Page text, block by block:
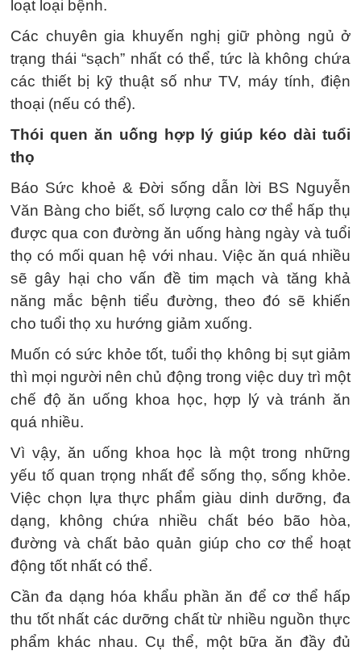
loạt loại bệnh.
Các chuyên gia khuyến nghị giữ phòng ngủ ở
trạng thái “sạch” nhất có thể, tức là không chứa
các thiết bị kỹ thuật số như TV, máy tính, điện
thoại (nếu có thể).
Thói quen ăn uống hợp lý giúp kéo dài tuổi
thọ
Báo Sức khoẻ & Đời sống dẫn lời BS Nguyễn
Văn Bàng cho biết, số lượng calo cơ thể hấp thụ
được qua con đường ăn uống hàng ngày và tuổi
thọ có mối quan hệ với nhau. Việc ăn quá nhiều
sẽ gây hại cho vấn đề tim mạch và tăng khả
năng mắc bệnh tiểu đường, theo đó sẽ khiến
cho tuổi thọ xu hướng giảm xuống.
Muốn có sức khỏe tốt, tuổi thọ không bị sụt giảm
thì mọi người nên chủ động trong việc duy trì một
chế độ ăn uống khoa học, hợp lý và tránh ăn
quá nhiều.
Vì vậy, ăn uống khoa học là một trong những
yếu tố quan trọng nhất để sống thọ, sống khỏe.
Việc chọn lựa thực phẩm giàu dinh dưỡng, đa
dạng, không chứa nhiều chất béo bão hòa,
đường và chất bảo quản giúp cho cơ thể hoạt
động tốt nhất có thể.
Cần đa dạng hóa khẩu phần ăn để cơ thể hấp
thu tốt nhất các dưỡng chất từ nhiều nguồn thực
phẩm khác nhau. Cụ thể, một bữa ăn đầy đủ